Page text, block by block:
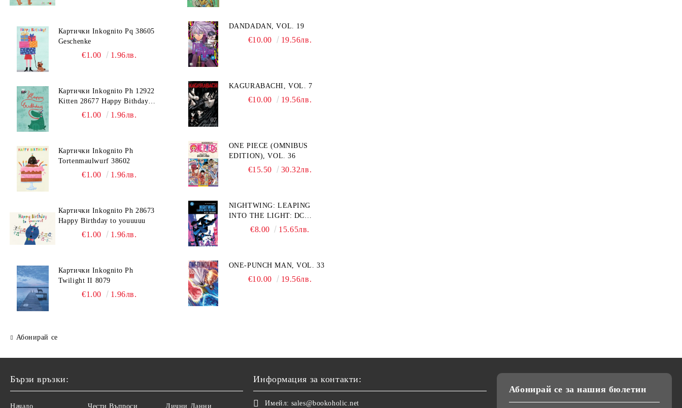
Картички Inkognito Pq 38605
Geschenke
€1.00 1.96лв.
Картички Inkognito Ph 12922
Kitten 28677 Happy Bithday
€1.00 1.96лв.
Картички Inkognito Ph
Tortenmaulwurf 38602
€1.00 1.96лв.
Картички Inkognito Ph 28673
Happy Birthday to youuuuu
€1.00 1.96лв.
Картички Inkognito Ph
Twilight II 8079
€1.00 1.96лв.
Абонирай се
DANDADAN, VOL. 19
€10.00 19.56лв.
KAGURABACHI, VOL. 7
€10.00 19.56лв.
ONE PIECE (OMNIBUS
EDITION), VOL. 36
€15.50 30.32лв.
NIGHTWING: LEAPING
INTO THE LIGHT: DC
COMPACT COMICS EDITION
€8.00 15.65лв.
ONE-PUNCH MAN, VOL. 33
€10.00 19.56лв.
Бързи връзки:
Начало Чести Въпроси Лични Данни
Информация за контакти:
Имейл: sales@bookoholic.net
Абонирай се за нашия бюлетин